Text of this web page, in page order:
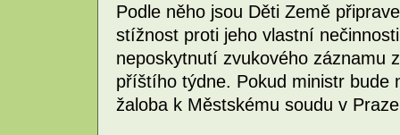
Podle něho jsou Děti Země
stížnost proti jeho vlastní
neposkytnutí zvukového záznamu
příštího týdne. Pokud ministr bude
žaloba k Městskému soudu v